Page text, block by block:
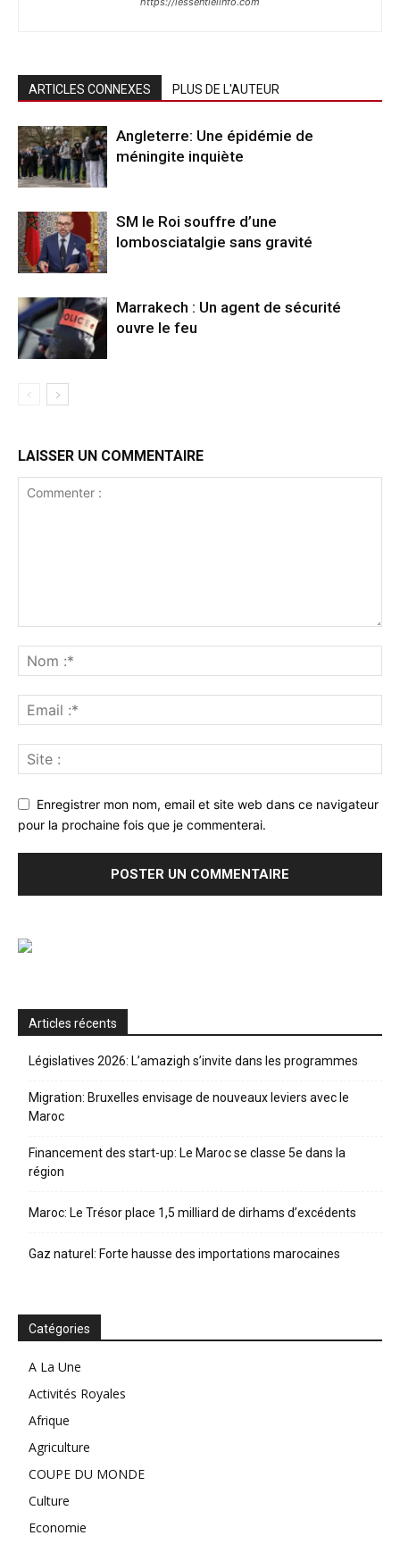
ARTICLES CONNEXES PLUS DE L'AUTEUR
Angleterre: Une épidémie de
méningite inquiète
SM le Roi souffre d’une
lombosciatalgie sans gravité
Marrakech : Un agent de sécurité
ouvre le feu
LAISSER UN COMMENTAIRE
Enregistrer mon nom, email et site web dans ce navigateur
pour la prochaine fois que je commenterai.
Articles récents
Législatives 2026: L’amazigh s’invite dans les programmes
Migration: Bruxelles envisage de nouveaux leviers avec le
Maroc
Financement des start-up: Le Maroc se classe 5e dans la
région
Maroc: Le Trésor place 1,5 milliard de dirhams d’excédents
Gaz naturel: Forte hausse des importations marocaines
Catégories
A La Une
Activités Royales
Afrique
Agriculture
COUPE DU MONDE
Culture
Economie